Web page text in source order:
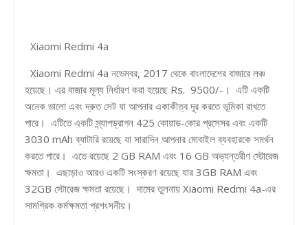
Xiaomi Redmi 4a
Xiaomi Redmi 4a নভেম্বর, 2017 থেকে বাংলাদেশের বাজারে লঞ্চ
হয়েছে। এর বাজার মূল্য নির্ধারণ করা হয়েছে Rs. 9500/-। এটি একটি
অনেক ভালো এবং দ্রুত সেট যা আপনার একাকীত্ব দূর করতে ভূমিকা রাখতে
পারে। এটিতে একটি স্ন্যাপড্রাগন 425 কোয়াড-কোর প্রসেসর এবং একটি
3030 mAh ব্যাটারি রয়েছে যা সারাদিন আপনার মোবাইল ব্যবহারকে সমর্থন
করতে পারে। এতে রয়েছে 2 GB RAM এবং 16 GB অভ্যন্তরীণ স্টোরেজ
ক্ষমতা। এছাড়াও আরও একটি সংস্করণ রয়েছে যার 3GB RAM এবং
32GB স্টোরেজ ক্ষমতা রয়েছে। দামের তুলনায় Xiaomi Redmi 4a-এর
সামগ্রিক কর্মক্ষমতা প্রশংসনীয়।